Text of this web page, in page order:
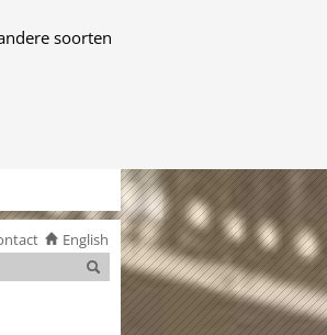
soorten
English
Zoeken
Zoeken